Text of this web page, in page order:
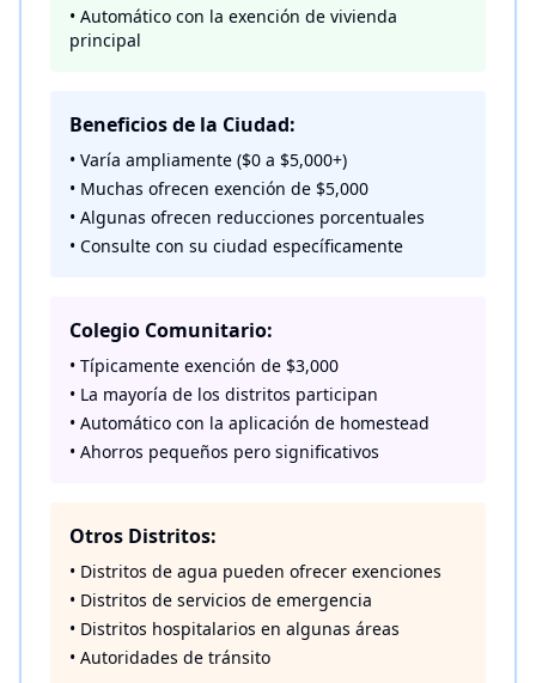
• Automático con la exención de vivienda
principal
Beneficios de la Ciudad:
• Varía ampliamente ($0 a $5,000+)
• Muchas ofrecen exención de $5,000
• Algunas ofrecen reducciones porcentuales
• Consulte con su ciudad específicamente
Colegio Comunitario:
• Típicamente exención de $3,000
• La mayoría de los distritos participan
• Automático con la aplicación de homestead
• Ahorros pequeños pero significativos
Otros Distritos:
• Distritos de agua pueden ofrecer exenciones
• Distritos de servicios de emergencia
• Distritos hospitalarios en algunas áreas
• Autoridades de tránsito